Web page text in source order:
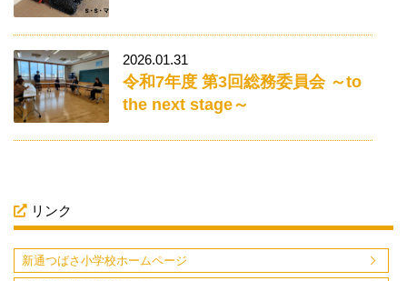
2026.01.31
令和7年度 第3回総務委員会 ～to
the next stage～
リンク
新通つばさ小学校ホームページ